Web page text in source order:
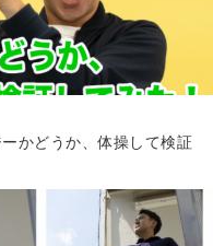
かどうか、体操して検証